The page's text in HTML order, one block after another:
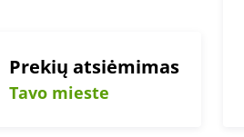
Prekių atsiėmimas
Tavo mieste